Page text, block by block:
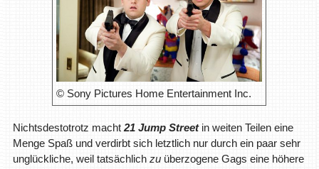
© Sony Pictures Home Entertainment Inc.
Nichtsdestotrotz macht 21 Jump Streetin weiten Teilen eine
Menge Spaß und verdirbt sich letztlich nur durch ein paar sehr
unglückliche, weil tatsächlich zuüberzogene Gags eine höhere